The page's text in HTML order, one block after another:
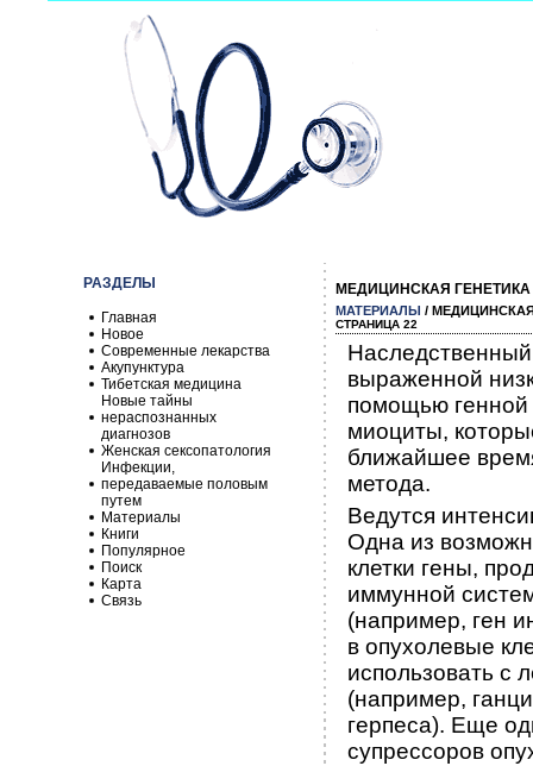
РАЗДЕЛЫ
Главная
Новое
Современные лекарства
Акупунктура
Тибетская медицина
Новые тайны
нераспознанных
диагнозов
Женская сексопатология
Инфекции,
передаваемые половым
путем
Материалы
Книги
Популярное
Поиск
Карта
Связь
МЕДИЦИНСКАЯ ГЕНЕТИКА
МАТЕРИАЛЫ /
СТРАНИЦА 22
выраженной
помощью генной
миоциты,
ближайшее
метода.
Ведутся
Одна из
клетки гены,
иммунной
(например, ген
в опухолевые
использовать с
(например,
герпеса). Еще
супрессоров